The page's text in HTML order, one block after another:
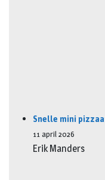
Snelle mini
11 april 2026
Erik Manders